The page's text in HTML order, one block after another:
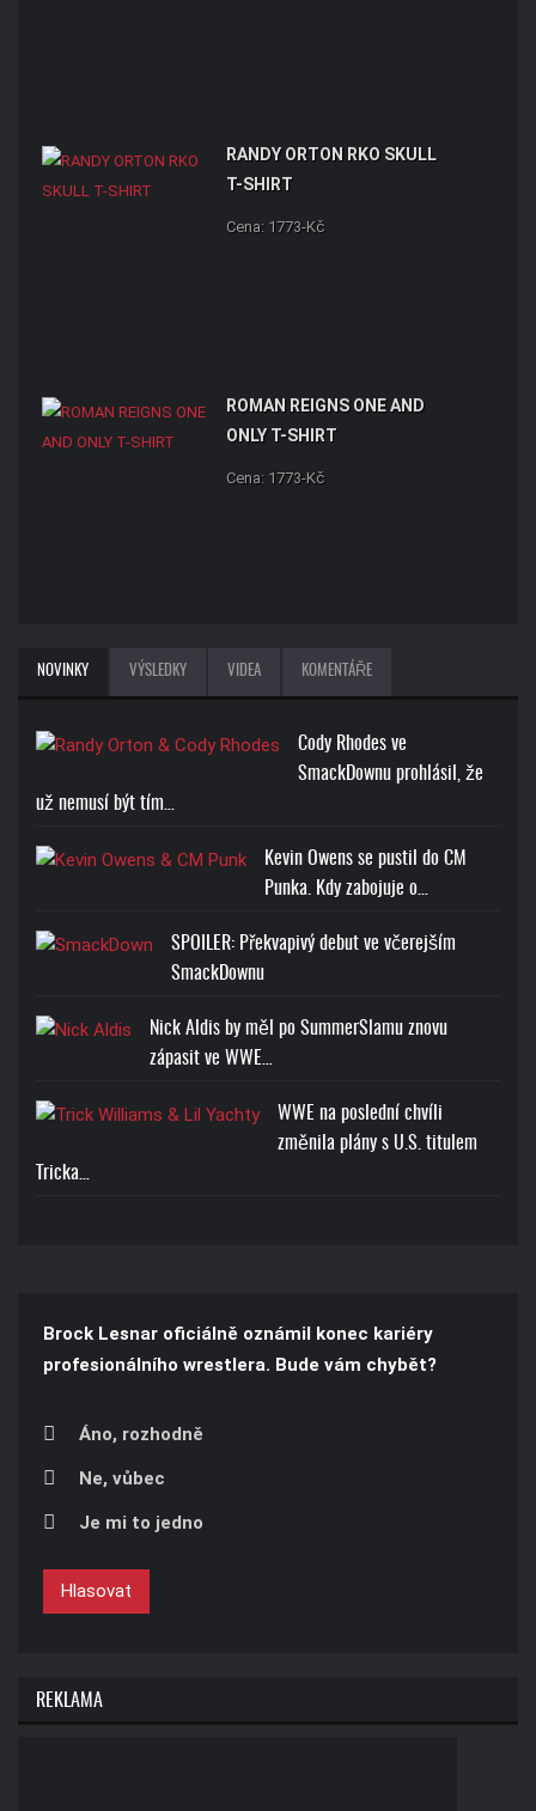
RANDY ORTON RKO SKULL
T-SHIRT
Cena: 1773-Kč
ROMAN REIGNS ONE AND
ONLY T-SHIRT
Cena: 1773-Kč
NOVINKY VÝSLEDKY VIDEA KOMENTÁŘE
Cody Rhodes ve
SmackDownu prohlásil, že
už nemusí být tím…
Kevin Owens se pustil do CM
Punka. Kdy zabojuje o…
SPOILER: Překvapivý debut ve včerejším
SmackDownu
Nick Aldis by měl po SummerSlamu znovu
zápasit ve WWE…
WWE na poslední chvíli
změnila plány s U.S. titulem
Tricka…
Brock Lesnar oficiálně oznámil konec kariéry
profesionálního wrestlera. Bude vám chybět?
Áno, rozhodně
Ne, vůbec
Je mi to jedno
Hlasovat
REKLAMA